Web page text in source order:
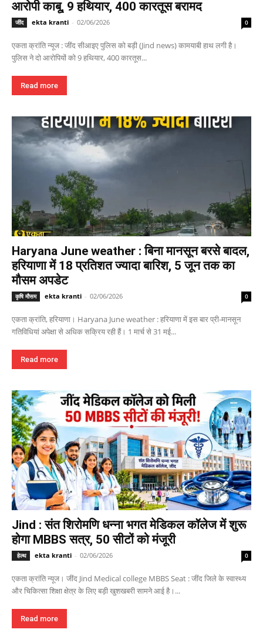
आरोपी काबू, 9 हथियार, 400 कारतूस बरामद
जींद ekta kranti - 02/06/2026 0
एकता क्रांति न्यूज : जींद सीआइए पुलिस को बड़ी (Jind news) कामयाबी हाथ लगी है।
पुलिस ने दो आरोपियों को 9 हथियार, 400 कारतूस...
Read more
Haryana June weather : बिना मानसून बरसे बादल,
हरियाणा में 18 प्रतिशत ज्यादा बारिश, 5 जून तक का
मौसम अपडेट
कृषि मौसम ekta kranti - 02/06/2026 0
एकता क्रांति, हरियाणा। Haryana June weather : हरियाणा में इस बार प्री-मानसून
गतिविधियां अपेक्षा से अधिक सक्रिय रही हैं। 1 मार्च से 31 मई...
Read more
Jind : संत शिरोमणि धन्ना भगत मेडिकल कॉलेज में शुरू
होगा MBBS सत्र, 50 सीटों को मंजूरी
हेल्थ ekta kranti - 02/06/2026 0
एकता क्रांति न्यूज। जींद Jind Medical college MBBS Seat : जींद जिले के स्वास्थ्य
और चिकित्सा शिक्षा क्षेत्र के लिए बड़ी खुशखबरी सामने आई है।...
Read more